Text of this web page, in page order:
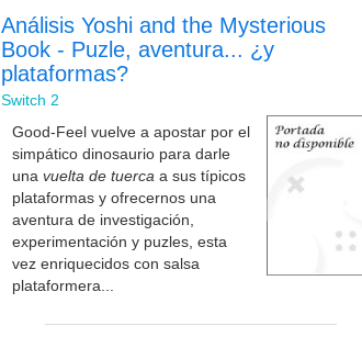
Análisis Yoshi and the Mysterious
Book - Puzle, aventura... ¿y
plataformas?
Switch 2
Good-Feel vuelve a apostar por el
simpático dinosaurio para darle
unavuelta de tuerca a sus típicos
plataformas y ofrecernos una
aventura de investigación,
experimentación y puzles, esta
vez enriquecidos con salsa
plataformera...